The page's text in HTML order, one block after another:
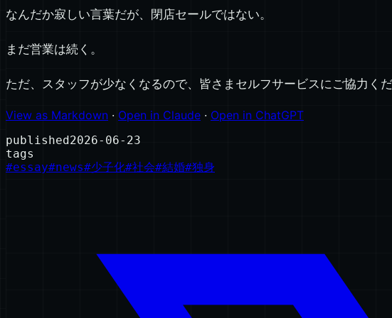
なんだか寂しい言葉だが、閉店セールではない。
まだ営業は続く。
ただ、スタッフが少なくなるので、皆さまセルフサービスにご協力くだ
View as Markdown · Open in Claude · Open in ChatGPT
published2026-06-23
tags
#essay#news#少子化#社会#結婚#独身